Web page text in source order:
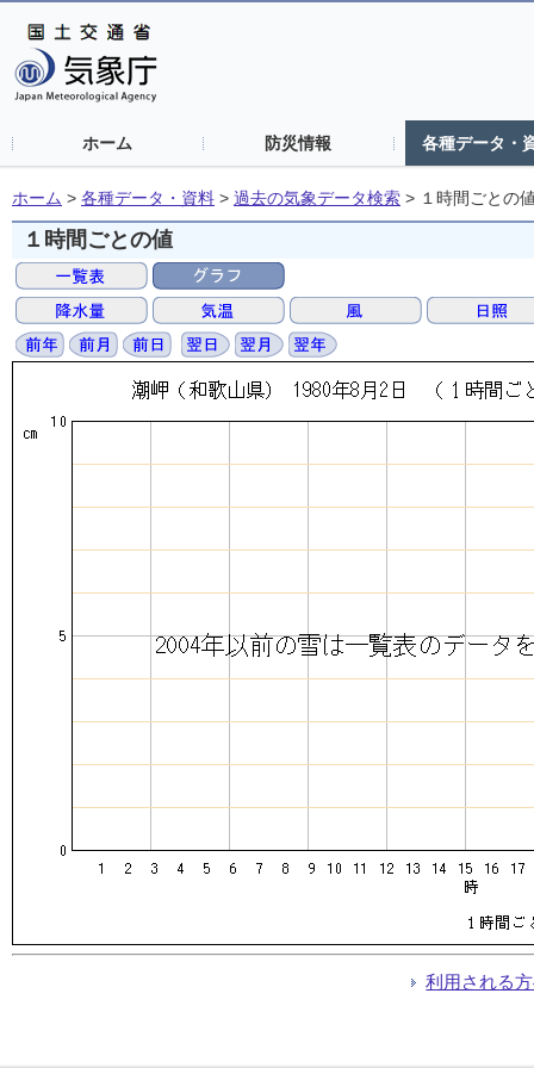
ホーム 防災情報 各種データ・
ホーム > 各種データ・資料 > 過去の気象データ検索 > １時間ごとの
１時間ごとの値
利用される